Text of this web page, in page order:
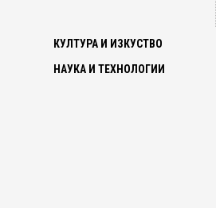
КУЛТУРА И ИЗКУСТВО
НАУКА И ТЕХНОЛОГИИ